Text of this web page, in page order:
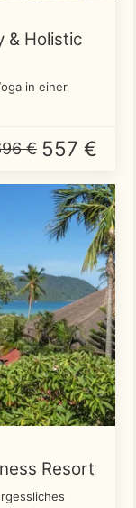
& Holistic
in einer
€ 557 €
Resort